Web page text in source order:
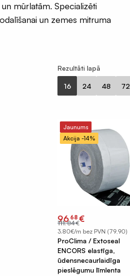
mūrlatām. Specializēti
un zemes mitruma
Rezultāti lapā
16 24 48 72
Jaunums
Akcija -14%
€
111.84
Original
price
was:
€111.84.
€
96 68
Current
price
is:
€96.68.
3.80€/m bez PVN (79,90)
ProClima / Extoseal
ENCORS elastīga,
ūdensnecaurlaidīga
pieslēgumu līmlenta